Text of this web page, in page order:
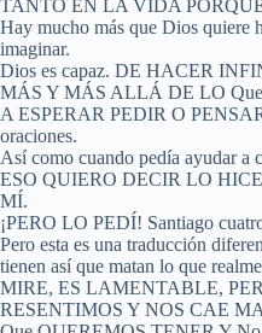
TANTO EN LA VIDA
Hay mucho más que Dios quiere
imaginar.
Dios es capaz. DE HACER
MÁS Y MÁS ALLÁ DE LO
A ESPERAR PEDIR O
oraciones.
Así como cuando pedía ayudar a
ESO QUIERO DECIR LO
MÍ.
¡PERO LO PEDÍ! Santiago
Pero esta es una traducción
tienen así que matan lo que
MIRE, ES LAMENTABLE,
RESENTIMOS Y NOS CAE